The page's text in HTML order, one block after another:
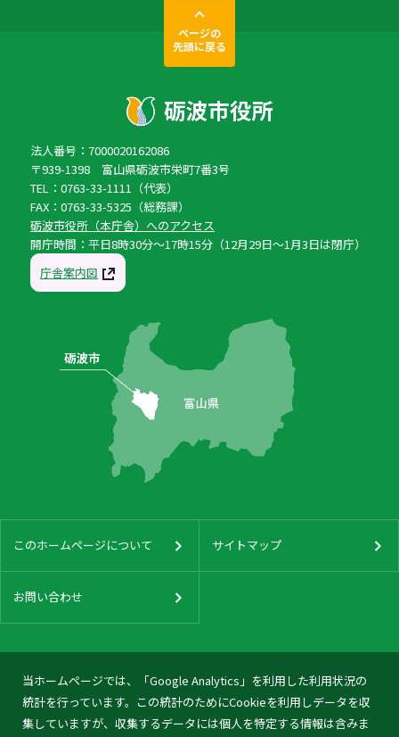
当ホームページでは、「Google Analytics」を利用した利用状況の
統計を行っています。この統計のためにCookieを利用しデータを収
集していますが、収集するデータには個人を特定する情報は含みま
ページの
先頭に戻る
法人番号：7000020162086
〒939-1398 富山県砺波市栄町7番3号
TEL：0763-33-1111（代表）
FAX：0763-33-5325（総務課）
砺波市役所（本庁舎）へのアクセス
開庁時間：平日8時30分〜17時15分（12月29日〜1月3日は閉庁）
庁舎案内図
このホームページについて サイトマップ
お問い合わせ